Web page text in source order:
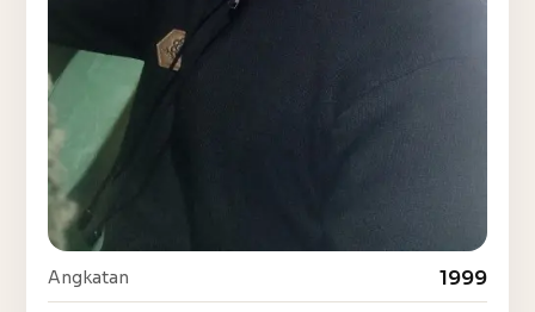
Angkatan 1999